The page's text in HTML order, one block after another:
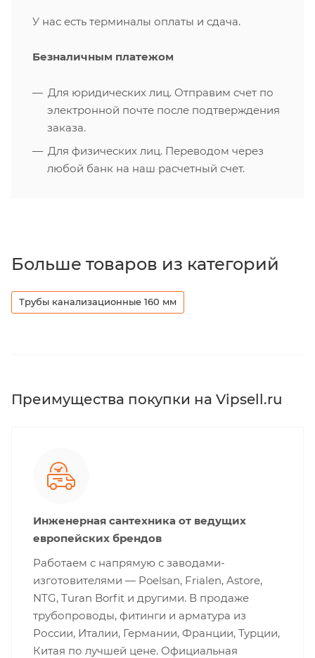
У нас есть терминалы оплаты и сдача.
Безналичным платежом
Для юридических лиц. Отправим счет по
электронной почте после подтверждения
заказа.
Для физических лиц. Переводом через
любой банк на наш расчетный счет.
Больше товаров из категорий
Трубы канализационные 160 мм
Преимущества покупки на Vipsell.ru
Инженерная сантехника от ведущих
европейских брендов
Работаем с напрямую с заводами-
изготовителями — Poelsan, Frialen, Astore,
NTG, Turan Borfit и другими. В продаже
трубопроводы, фитинги и арматура из
России, Италии, Германии, Франции, Турции,
Китая по лучшей цене. Официальная